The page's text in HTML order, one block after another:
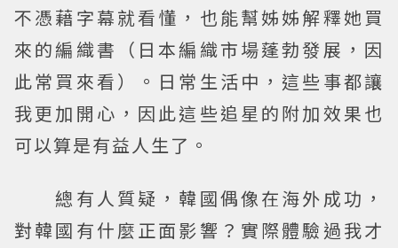
不憑藉字幕就看懂，也能幫姊姊解釋她買
來的編織書（日本編織市場蓬勃發展，因
此常買來看）。日常生活中，這些事都讓
我更加開心，因此這些追星的附加效果也
可以算是有益人生了。
總有人質疑，韓國偶像在海外成功，
對韓國有什麼正面影響？實際體驗過我才